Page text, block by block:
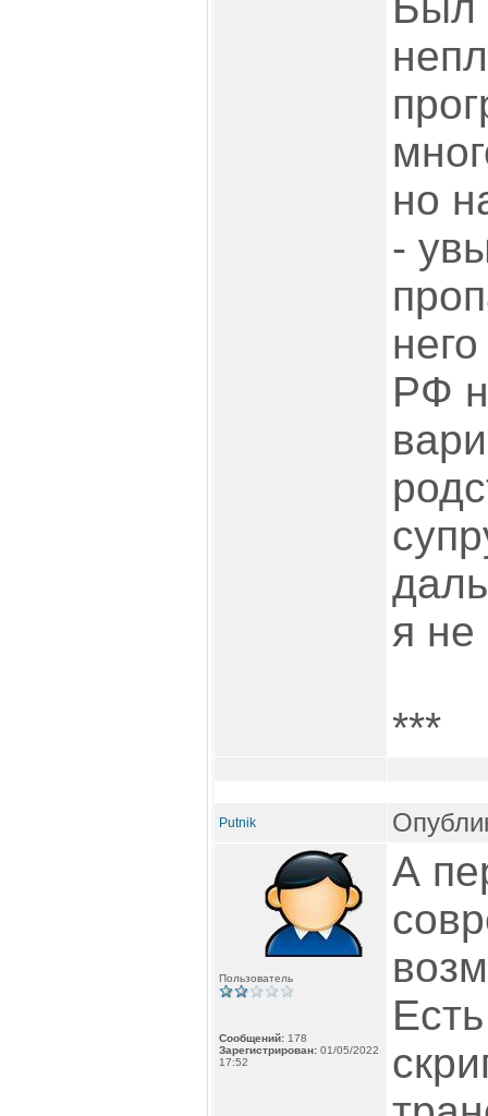
но
-
РФ
я не
***
Putnik
Пользователь
Сообщений: 178
Зарегистрирован: 01/05/2022
17:52
А